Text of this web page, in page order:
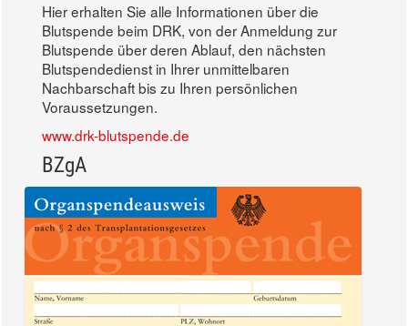
Hier erhalten Sie alle Informationen über die
Blutspende beim DRK, von der Anmeldung zur
Blutspende über deren Ablauf, den nächsten
Blutspendedienst in Ihrer unmittelbaren
Nachbarschaft bis zu Ihren persönlichen
Voraussetzungen.
www.drk-blutspende.de
BZgA